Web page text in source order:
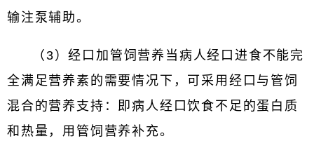
输注泵辅助。
（3）经口加管饲营养当病人经口进食不能完
全满足营养素的需要情况下，可采用经口与管饲
混合的营养支持：即病人经口饮食不足的蛋白质
和热量，用管饲营养补充。